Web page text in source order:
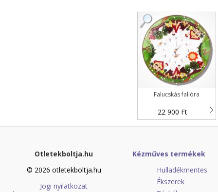
Falucskás falióra
22 900 Ft
Otletekboltja.hu
© 2026 otletekboltja.hu
Jogi nyilatkozat
Kézműves termékek
Hulladékmentes
Ékszerek